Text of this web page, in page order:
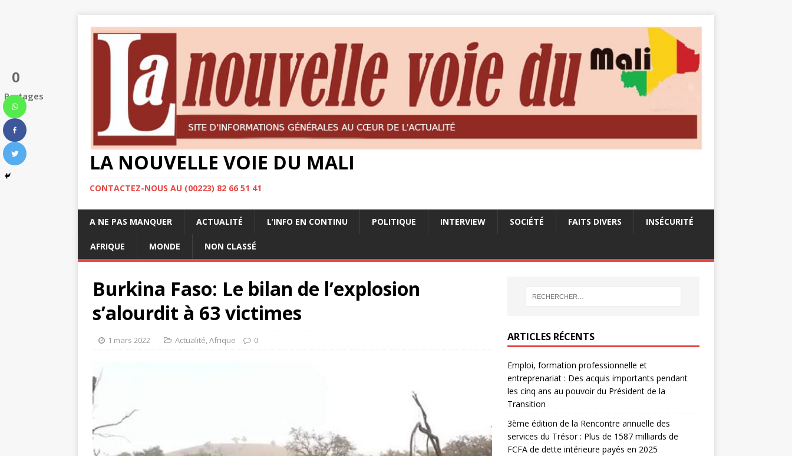
LA NOUVELLE VOIE DU MALI
CONTACTEZ-NOUS AU (00223) 82 66 51 41
A NE PAS MANQUER ACTUALITÉ L’INFO EN CONTINU POLITIQUE INTERVIEW SOCIÉTÉ FAITS DIVERS INSÉCURITÉ
AFRIQUE MONDE NON CLASSÉ
Burkina Faso: Le bilan de l’explosion
s’alourdit à 63 victimes
1 mars 2022 Actualité,Afrique 0
0
Partages
ARTICLES RÉCENTS
Emploi, formation professionnelle et
entreprenariat : Des acquis importants pendant
les cinq ans au pouvoir du Président de la
Transition
3ème édition de la Rencontre annuelle des
services du Trésor : Plus de 1587 milliards de
FCFA de dette intérieure payés en 2025